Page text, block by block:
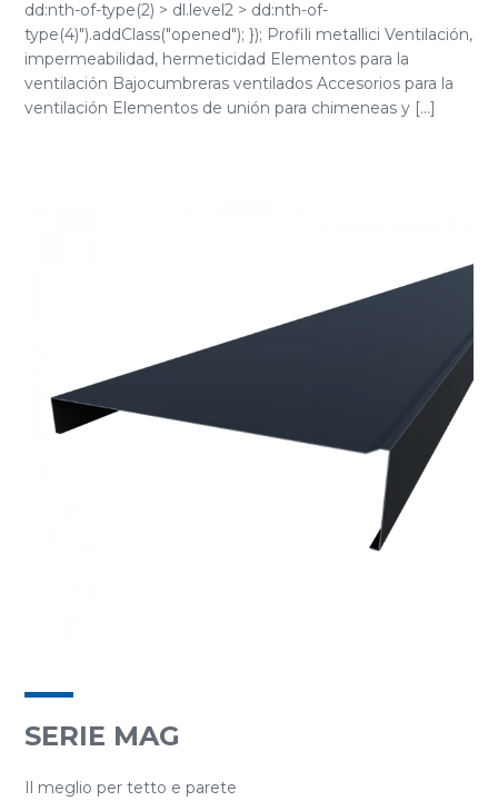
dd:nth-of-type(2) > dl.level2 > dd:nth-of-
type(4)").addClass("opened"); }); Profili metallici Ventilación,
impermeabilidad, hermeticidad Elementos para la
ventilación Bajocumbreras ventilados Accesorios para la
ventilación Elementos de unión para chimeneas y [...]
SERIE MAG
Il meglio per tetto e parete